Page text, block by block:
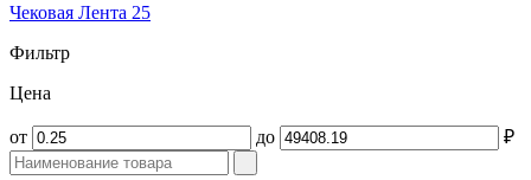
Чековая Лента 25
Фильтр
Цена
от до ₽